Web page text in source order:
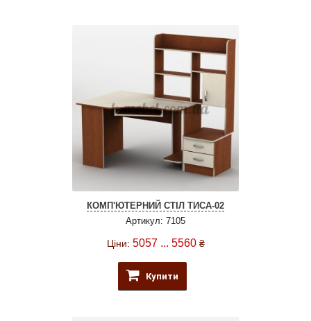
КОМП'ЮТЕРНИЙ СТІЛ ТИСА-02
Артикул: 7105
Ціни: 5057 ... 5560 ₴
Купити